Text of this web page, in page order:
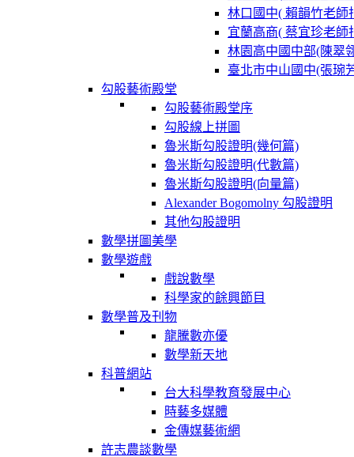
林口國中( 賴韻竹老師
宜蘭高商( 蔡宜珍老師
林園高中國中部(陳翠
臺北市中山國中(張琬
勾股藝術殿堂
勾股藝術殿堂序
勾股線上拼圖
魯米斯勾股證明(幾何篇)
魯米斯勾股證明(代數篇)
魯米斯勾股證明(向量篇)
Alexander Bogomolny 勾股證明
其他勾股證明
數學拼圖美學
數學遊戲
戲說數學
科學家的餘興節目
數學普及刊物
龍騰數亦優
數學新天地
科普網站
台大科學教育發展中心
時藝多媒體
金傳媒藝術網
許志農談數學